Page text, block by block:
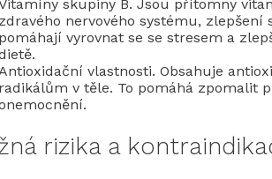
skupiny B. Jsou přítomny
zdravého nervového systému,
pomáhají vyrovnat se se stresem a
Antioxidační vlastnosti. Obsahuje
radikálům v těle. To pomáhá zpomalit
rizika a